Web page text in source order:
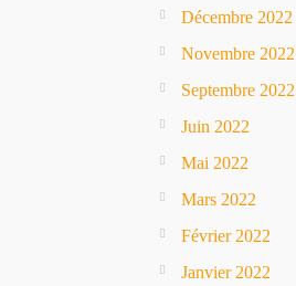
Décembre 2022
Novembre 2022
Septembre 2022
Juin 2022
Mai 2022
Mars 2022
Février 2022
Janvier 2022